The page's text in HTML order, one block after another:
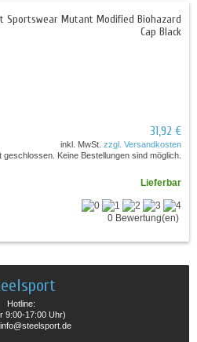
Sportswear Mutant Modified Biohazard
Cap Black
31,92 €
inkl. MwSt. zzgl. Versandkosten
geschlossen. Keine Bestellungen sind möglich.
Lieferbar
0 Bewertung(en)
Hotline:
9:00-17:00 Uhr)